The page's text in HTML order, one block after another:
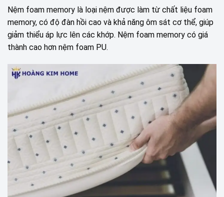
Nệm foam memory là loại nệm được làm từ chất liệu foam
memory, có độ đàn hồi cao và khả năng ôm sát cơ thể, giúp
giảm thiểu áp lực lên các khớp. Nệm foam memory có giá
thành cao hơn nệm foam PU.